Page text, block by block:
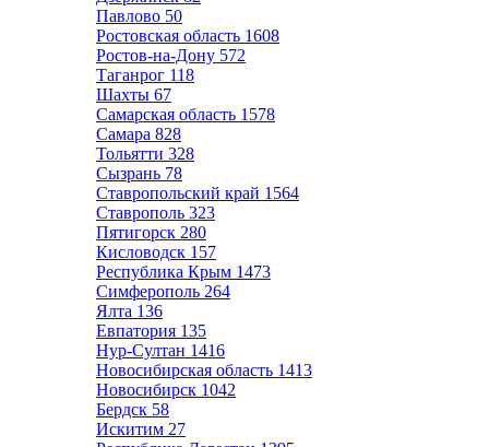
Павлово 50
Ростовская область 1608
Ростов-на-Дону 572
Таганрог 118
Шахты 67
Самарская область 1578
Самара 828
Тольятти 328
Сызрань 78
Ставропольский край 1564
Ставрополь 323
Пятигорск 280
Кисловодск 157
Республика Крым 1473
Симферополь 264
Ялта 136
Евпатория 135
Нур-Султан 1416
Новосибирская область 1413
Новосибирск 1042
Бердск 58
Искитим 27